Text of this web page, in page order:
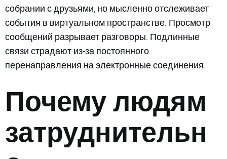
собрании с друзьями, но мысленно отслеживает
события в виртуальном пространстве. Просмотр
сообщений разрывает разговоры. Подлинные
связи страдают из-за постоянного
перенаправления на электронные соединения.
Почему людям
затруднительн